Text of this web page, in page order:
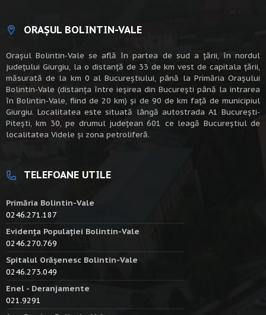
ORAȘUL BOLINTIN-VALE
Oraşul Bolintin-Vale se află în partea de sud a ţării, în nordul
judeţului Giurgiu, la o distanţă de 33 de km vest de capitala țării,
măsurată de la km 0 al Bucureștiului, până la Primăria Orașului
Bolintin-Vale (distanța între ieșirea din București până la intrarea
în Bolintin-Vale, fiind de 20 km) şi de 90 de km faţă de municipiul
Giurgiu. Localitatea este situată lângă autostrada A1 Bucureşti-
Piteşti, km 30, pe drumul judeţean 601 ce leagă Bucureştiul de
localitatea Videle şi zona petroliferă.
TELEFOANE UTILE
Primăria Bolintin-Vale
0246.271.187
Evidența Populației Bolintin-Vale
0246.270.769
Spitalul Orășenesc Bolintin-Vale
0246.273.049
Enel - Deranjamente
021.9291